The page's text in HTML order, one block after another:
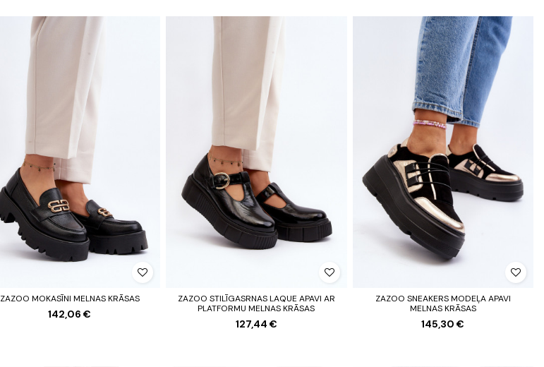
ZAZOO MOKASĪNI MELNAS KRĀSAS
142,06 €
ZAZOO STILĪGASRNAS LAQUE APAVI AR
PLATFORMU MELNAS KRĀSAS
127,44 €
ZAZOO SNEAKERS MODEĻA APAVI
MELNAS KRĀSAS
145,30 €